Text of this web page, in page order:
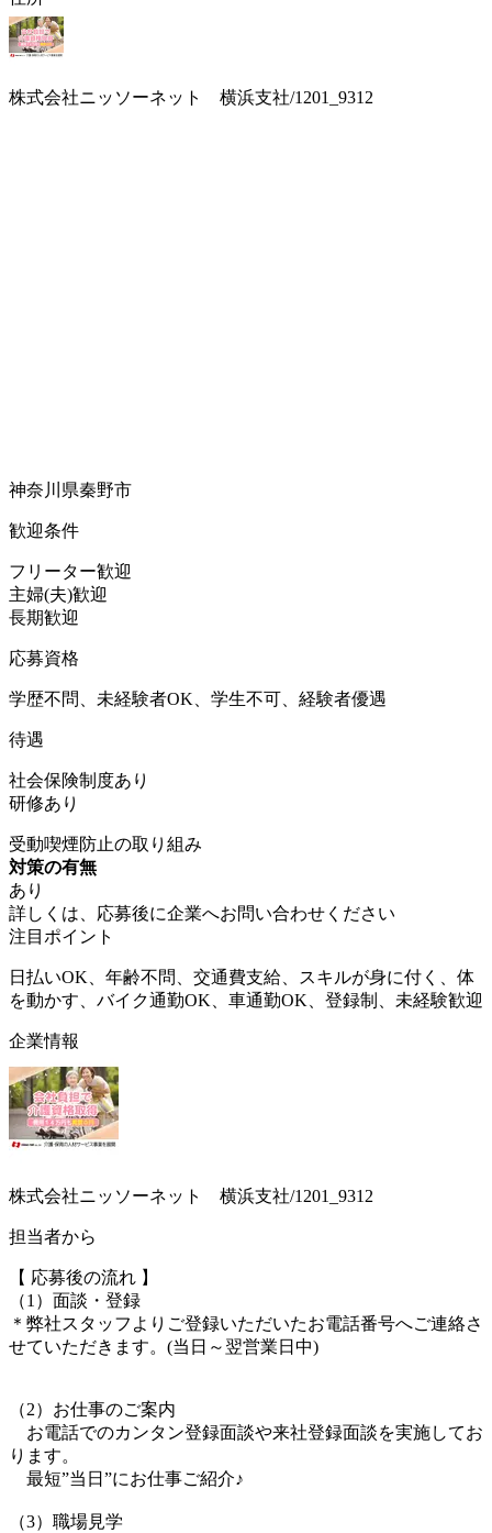
株式会社ニッソーネット 横浜支社/1201_9312
神奈川県秦野市
歓迎条件
フリーター歓迎
主婦(夫)歓迎
長期歓迎
応募資格
学歴不問、未経験者OK、学生不可、経験者優遇
待遇
社会保険制度あり
研修あり
受動喫煙防止の取り組み
対策の有無
あり
詳しくは、応募後に企業へお問い合わせください
注目ポイント
日払いOK、年齢不問、交通費支給、スキルが身に付く、体
を動かす、バイク通勤OK、車通勤OK、登録制、未経験歓迎
企業情報
株式会社ニッソーネット 横浜支社/1201_9312
担当者から
【 応募後の流れ 】
（1）面談・登録
＊弊社スタッフよりご登録いただいたお電話番号へご連絡さ
せていただきます。(当日～翌営業日中)
（2）お仕事のご案内
お電話でのカンタン登録面談や来社登録面談を実施してお
ります。
最短”当日”にお仕事ご紹介♪
（3）職場見学